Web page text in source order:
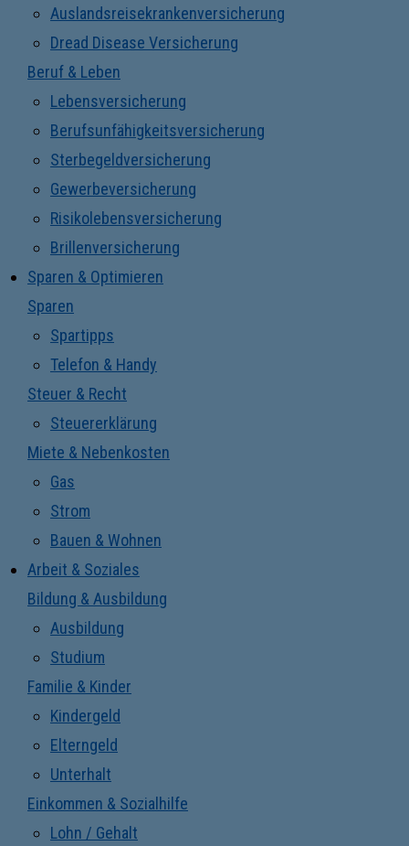
Auslandsreisekrankenversicherung
Dread Disease Versicherung
Beruf & Leben
Lebensversicherung
Berufsunfähigkeitsversicherung
Sterbegeldversicherung
Gewerbeversicherung
Risikolebensversicherung
Brillenversicherung
Sparen & Optimieren
Sparen
Spartipps
Telefon & Handy
Steuer & Recht
Steuererklärung
Miete & Nebenkosten
Gas
Strom
Bauen & Wohnen
Arbeit & Soziales
Bildung & Ausbildung
Ausbildung
Studium
Familie & Kinder
Kindergeld
Elterngeld
Unterhalt
Einkommen & Sozialhilfe
Lohn / Gehalt